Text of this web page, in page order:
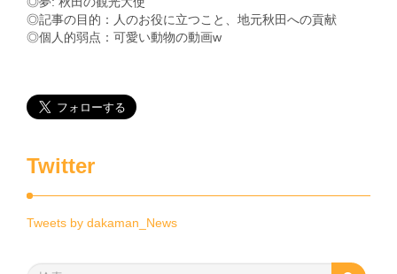
◎記事の目的：人のお役に立つこと、地元秋田への貢献
◎個人的弱点：可愛い動物の動画w
Twitter
Tweets by dakaman_News